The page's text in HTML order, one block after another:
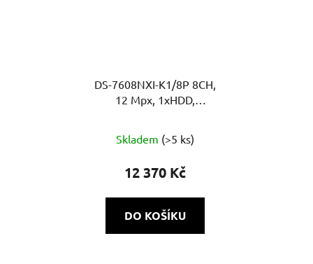
DS-7608NXI-K1/8P 8CH,
12 Mpx, 1xHDD,
hodnocení
produktu
5,0
z
Skladem (>5 ks)
12 370 Kč
DO KOŠÍKU